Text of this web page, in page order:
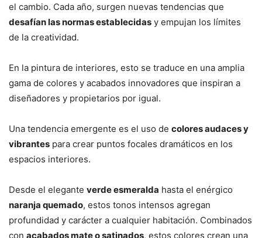
el cambio. Cada año, surgen nuevas tendencias que
desafían las normas establecidas y empujan los límites
de la creatividad.
En la pintura de interiores, esto se traduce en una amplia
gama de colores y acabados innovadores que inspiran a
diseñadores y propietarios por igual.
Una tendencia emergente es el uso de colores audaces y
vibrantes para crear puntos focales dramáticos en los
espacios interiores.
Desde el elegante verde esmeralda hasta el enérgico
naranja quemado, estos tonos intensos agregan
profundidad y carácter a cualquier habitación. Combinados
con acabados mate o satinados, estos colores crean una